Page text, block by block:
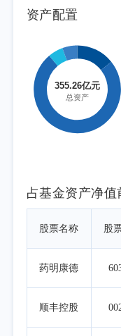
市场主线由资金
置需求共同驱动
月至5月，经济
年国债收益率一
益率最低降至
给、止盈盘和政
度10年国债收
18BP，30年国
本期债券市
益。从市场指数
收益率为1.19%
资产配置
占基金资产净值
股票名称 股
药明康德
顺丰控股